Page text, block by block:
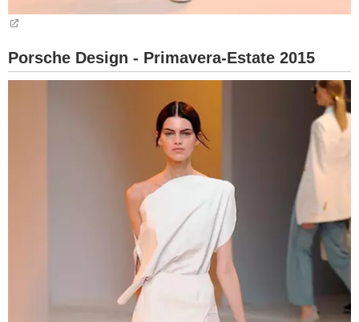
Porsche Design - Primavera-Estate 2015